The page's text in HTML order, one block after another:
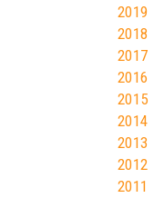
2019
2018
2017
2016
2015
2014
2013
2012
2011